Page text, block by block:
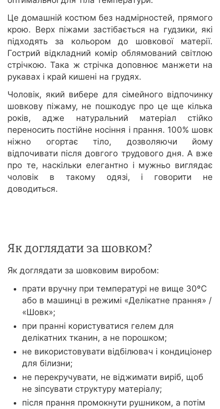
Це домашній костюм без надмірностей, прямого
крою. Верх піжами застібається на гудзики, які
підходять за кольором до шовкової матерії.
Гострий відкладний комір облямований світлою
стрічкою. Така ж стрічка доповнює манжети на
рукавах і край кишені на грудях.
Чоловік, який вибере для сімейного відпочинку
шовкову піжаму, не пошкодує про це ще кілька
років, адже натуральний матеріал стійко
переносить постійне носіння і прання. 100% шовк
ніжно огортає тіло, дозволяючи йому
відпочивати після довгого трудового дня. А вже
про те, наскільки елегантно і мужньо виглядає
чоловік в такому одязі, і говорити не
доводиться.
Як доглядати за шовком?
Як доглядати за шовковим виробом:
прати вручну при температурі не вище 30ºС
або в машинці в режимі «Делікатне прання» /
«Шовк»;
при пранні користуватися гелем для
делікатних тканин, а не порошком;
не використовувати відбілювач і кондиціонер
для білизни;
не перекручувати, не віджимати виріб, щоб
не зіпсувати структуру матеріалу;
після прання промокнути рушником, а потім